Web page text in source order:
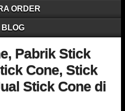
ORDER
BLOG
Pabrik Stick
Cone, Stick
Stick Cone di